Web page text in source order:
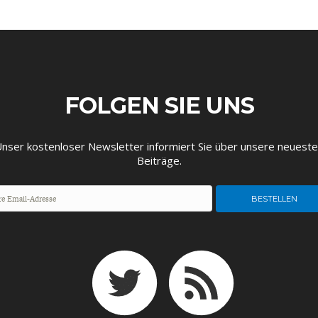
UND DIE
DAS POST-
MAKROTHEK
FOLGEN SIE UNS
kostenloser Newsletter informiert Sie über unsere
Beiträge.